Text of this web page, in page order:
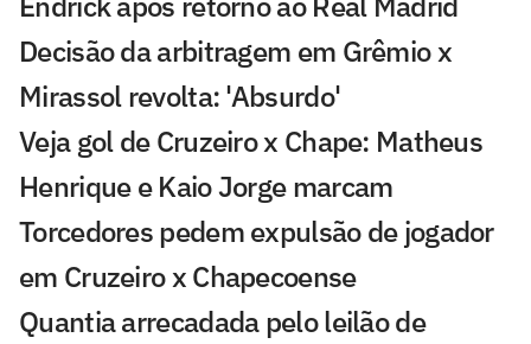
Decisão da arbitragem em Grêmio x
Mirassol revolta: 'Absurdo'
Veja gol de Cruzeiro x Chape: Matheus
Henrique e Kaio Jorge marcam
Torcedores pedem expulsão de jogador
em Cruzeiro x Chapecoense
Quantia arrecadada pelo leilão de